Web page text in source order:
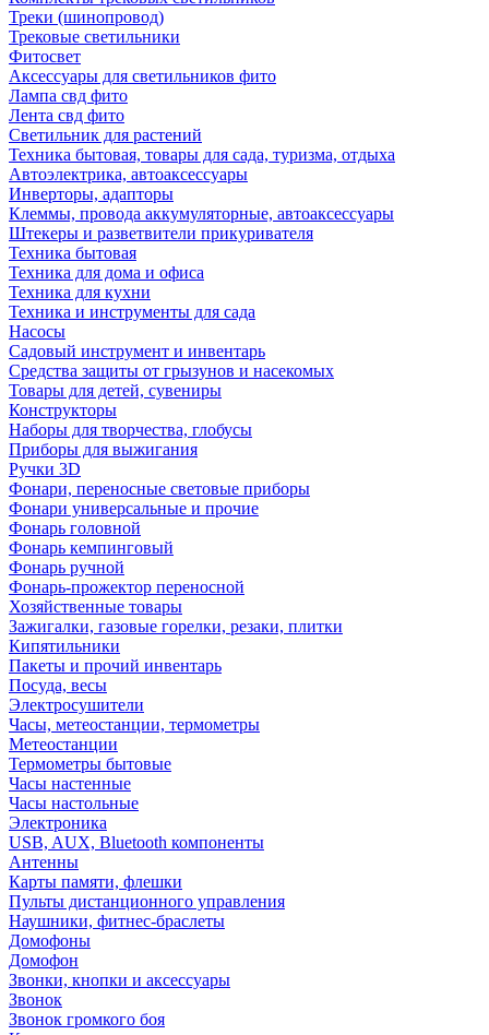
Треки (шинопровод)
Трековые светильники
Фитосвет
Аксессуары для светильников фито
Лампа свд фито
Лента свд фито
Светильник для растений
Техника бытовая, товары для сада, туризма, отдыха
Автоэлектрика, автоаксессуары
Инверторы, адапторы
Клеммы, провода аккумуляторные, автоаксессуары
Штекеры и разветвители прикуривателя
Техника бытовая
Техника для дома и офиса
Техника для кухни
Техника и инструменты для сада
Насосы
Садовый инструмент и инвентарь
Средства защиты от грызунов и насекомых
Товары для детей, сувениры
Конструкторы
Наборы для творчества, глобусы
Приборы для выжигания
Ручки 3D
Фонари, переносные световые приборы
Фонари универсальные и прочие
Фонарь головной
Фонарь кемпинговый
Фонарь ручной
Фонарь-прожектор переносной
Хозяйственные товары
Зажигалки, газовые горелки, резаки, плитки
Кипятильники
Пакеты и прочий инвентарь
Посуда, весы
Электросушители
Часы, метеостанции, термометры
Метеостанции
Термометры бытовые
Часы настенные
Часы настольные
Электроника
USB, AUX, Bluetooth компоненты
Антенны
Карты памяти, флешки
Пульты дистанционного управления
Наушники, фитнес-браслеты
Домофоны
Домофон
Звонки, кнопки и аксессуары
Звонок
Звонок громкого боя